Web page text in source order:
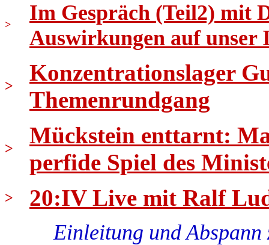
>
Im Gespräch (Teil2) mit
Auswirkungen auf unser
>
Konzentrationslager
Themenrundgang
>
Mückstein enttarnt:
perfide Spiel des
> 20:IV Live mit Ralf
Einleitung und